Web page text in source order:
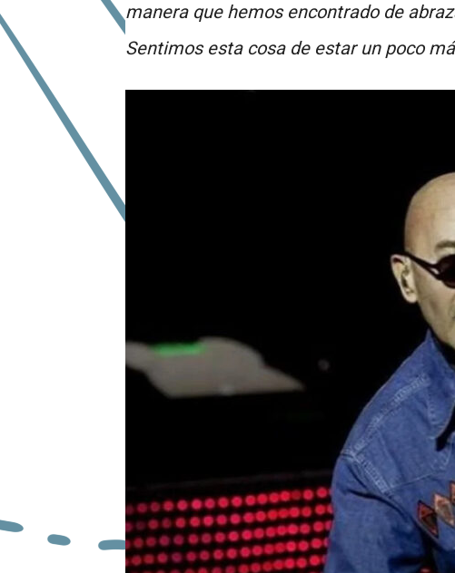
manera que hemos encontrado de
Sentimos esta cosa de estar un poco